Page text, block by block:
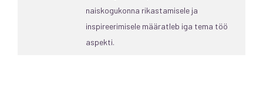
naiskogukonna rikastamisele ja
inspireerimisele määratleb iga tema töö
aspekti.